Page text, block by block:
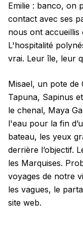
Emilie : banco, on
contact avec ses
nous ont
L'hospitalité
vrai. Leur île, leur
Misael, un pote de
Tapuna, Sapinus
le chenal, Maya
l'eau pour la fin
bateau, les yeux
derrière l’objectif.
les Marquises.
voyages de notre
les vagues, le
site web.